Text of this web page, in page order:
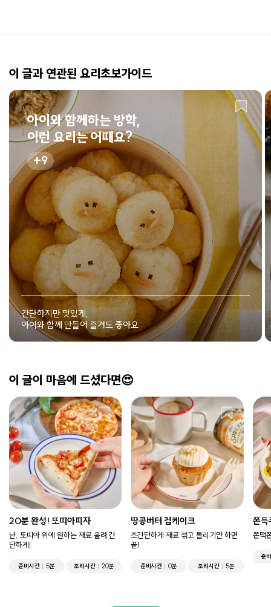
이 글과 연관된 요리초보가이드
아이와 함께하는 방학,
이런 요리는 어때요?
9
간단하지만 맛있게,
아이와 함께 만들어 즐겨도 좋아요.
이 글이 마음에 드셨다면😍
20분 완성! 또띠아피자
난, 또띠아 위에 원하는 재료 올려 간
단하게!
준비시간 5분 조리시간 20분
땅콩버터 컵케이크
초간단하게 재료 섞고 돌리기만 하면
끝!
준비시간 0분 조리시간 5분
쫀득
쫀떡
준